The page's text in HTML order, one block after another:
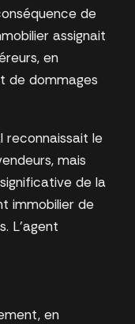
de
assignait
en
de dommages
reconnaissait le
mais
de la
immobilier de
L’agent
en